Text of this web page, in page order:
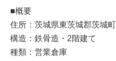
■概要
住所：茨城県東茨城郡茨城
構造：鉄骨造・2階建て
種類：営業倉庫